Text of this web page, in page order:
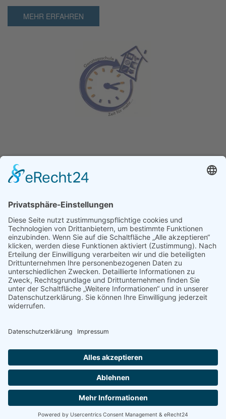
MEHR ERFAHREN
Ganz­tag­sschul­ver­band e.V.
04277 Leipzig
E-Mail:buelau@ganztagsschulverband.de